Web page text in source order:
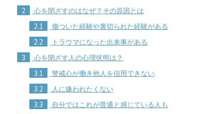
2 心を閉ざすのはなぜ？その原因とは
2.1 傷ついた経験や裏切られた経験がある
2.2 トラウマになった出来事がある
3 心を閉ざす人の心理状態は？
3.1 警戒心が働き他人を信用できない
3.2 人に嫌われたくない
3.3 自分ではこれが普通と感じている人も